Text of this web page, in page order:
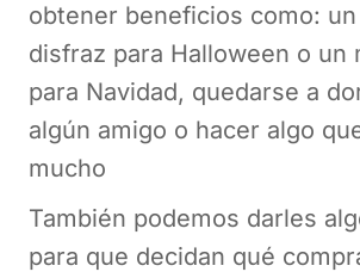
obtener beneficios como:
disfraz para Halloween o un
para Navidad, quedarse a
algún amigo o hacer algo
mucho
También podemos darles
para que decidan qué